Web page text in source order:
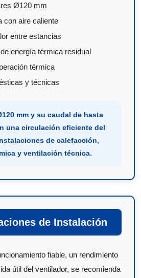
Ø120 mm
con aire caliente
entre estancias
energía térmica residual
térmica
y técnicas
mm y su caudal de hasta
una circulación eficiente del
de calefacción,
y ventilación técnica.
de Instalación
fiable, un rendimiento
útil del ventilador, se recomienda